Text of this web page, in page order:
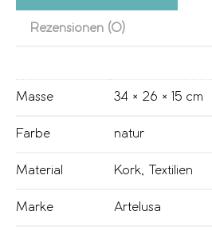
Rezensionen (0)
Masse 34 × 26 × 15 cm
Farbe natur
Material Kork, Textilien
Marke Artelusa